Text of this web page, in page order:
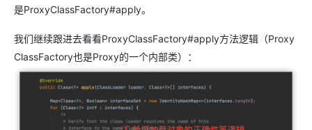
是ProxyClassFactory#apply。
我们继续跟进去看看ProxyClassFactory#apply方法逻辑（Proxy
ClassFactory也是Proxy的一个内部类）：